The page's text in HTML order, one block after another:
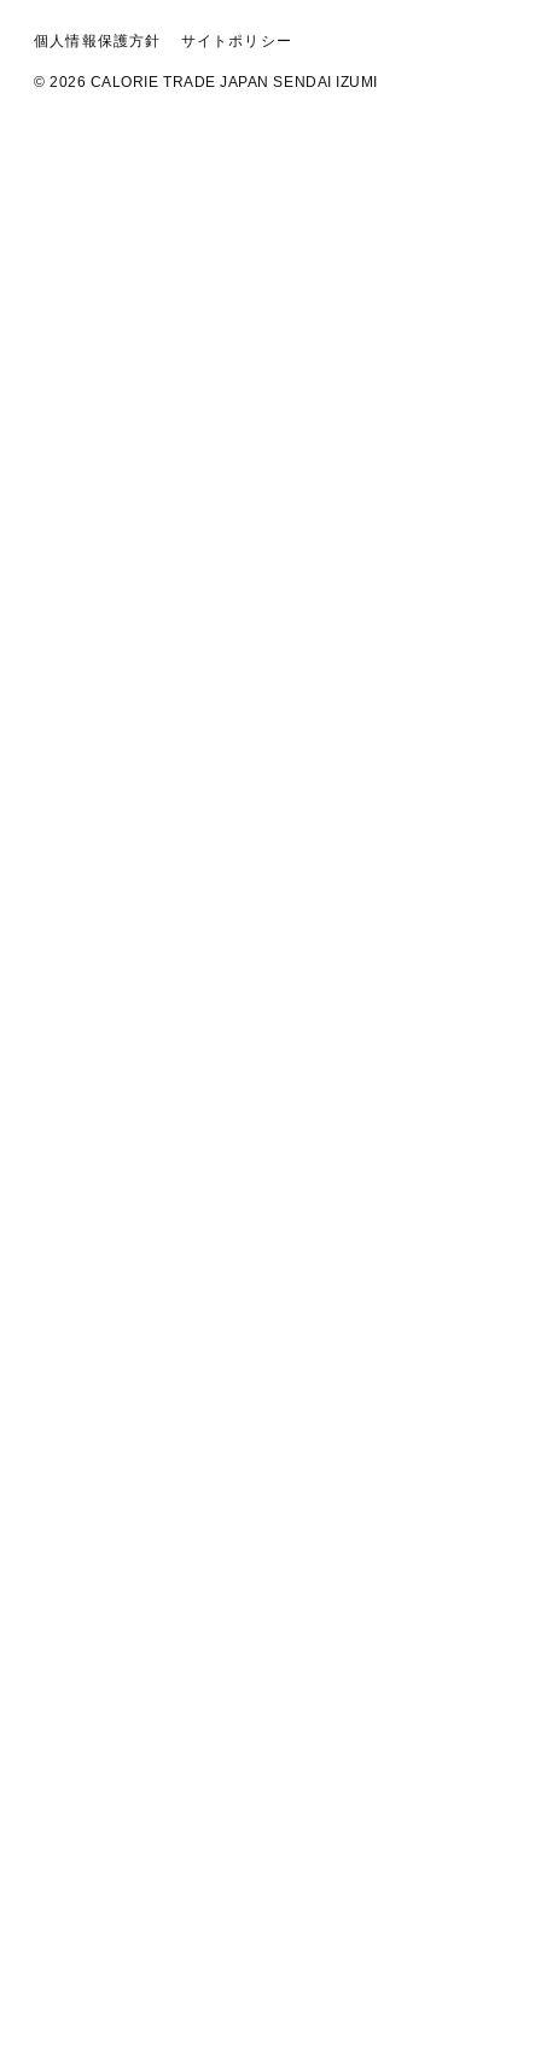
個人情報保護方針 サイトポリシー
© 2026 CALORIE TRADE JAPAN SENDAI IZUMI